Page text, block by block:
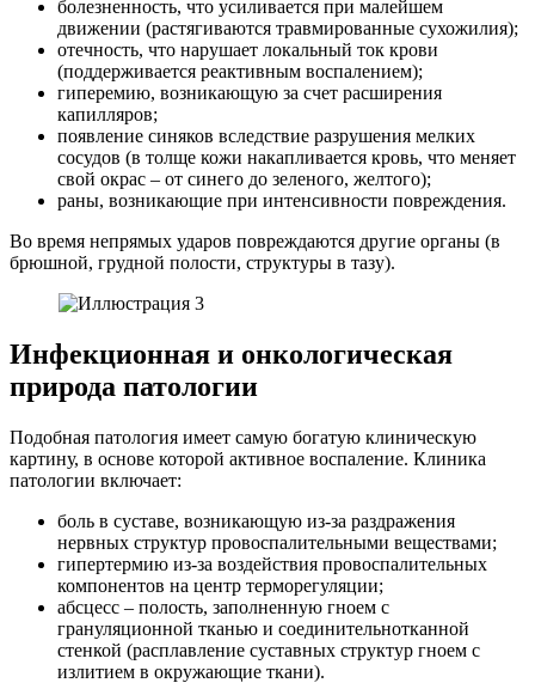
болезненность, что усиливается при малейшем
движении (растягиваются травмированные сухожилия);
отечность, что нарушает локальный ток крови
(поддерживается реактивным воспалением);
гиперемию, возникающую за счет расширения
капилляров;
появление синяков вследствие разрушения мелких
сосудов (в толще кожи накапливается кровь, что меняет
свой окрас – от синего до зеленого, желтого);
раны, возникающие при интенсивности повреждения.
Во время непрямых ударов повреждаются другие органы (в
брюшной, грудной полости, структуры в тазу).
Инфекционная и онкологическая
природа патологии
Подобная патология имеет самую богатую клиническую
картину, в основе которой активное воспаление. Клиника
патологии включает:
боль в суставе, возникающую из-за раздражения
нервных структур провоспалительными веществами;
гипертермию из-за воздействия провоспалительных
компонентов на центр терморегуляции;
абсцесс – полость, заполненную гноем с
грануляционной тканью и соединительнотканной
стенкой (расплавление суставных структур гноем с
излитием в окружающие ткани).